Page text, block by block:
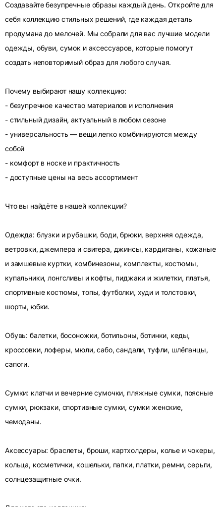
Создавайте безупречные образы каждый день. Откройте для
себя коллекцию стильных решений, где каждая деталь
продумана до мелочей. Мы собрали для вас лучшие модели
одежды, обуви, сумок и аксессуаров, которые помогут
создать неповторимый образ для любого случая.
Почему выбирают нашу коллекцию:
- безупречное качество материалов и исполнения
- стильный дизайн, актуальный в любом сезоне
- универсальность — вещи легко комбинируются между
собой
- комфорт в носке и практичность
- доступные цены на весь ассортимент
Что вы найдёте в нашей коллекции?
Одежда: блузки и рубашки, боди, брюки, верхняя одежда,
ветровки, джемпера и свитера, джинсы, кардиганы, кожаные
и замшевые куртки, комбинезоны, комплекты, костюмы,
купальники, лонгсливы и кофты, пиджаки и жилетки, платья,
спортивные костюмы, топы, футболки, худи и толстовки,
шорты, юбки.
Обувь: балетки, босоножки, ботильоны, ботинки, кеды,
кроссовки, лоферы, мюли, сабо, сандали, туфли, шлёпанцы,
сапоги.
Сумки: клатчи и вечерние сумочки, пляжные сумки, поясные
сумки, рюкзаки, спортивные сумки, сумки женские,
чемоданы.
Аксессуары: браслеты, броши, картхолдеры, колье и чокеры,
кольца, косметички, кошельки, папки, платки, ремни, серьги,
солнцезащитные очки.